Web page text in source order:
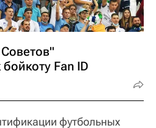
Fan ID
футбольных